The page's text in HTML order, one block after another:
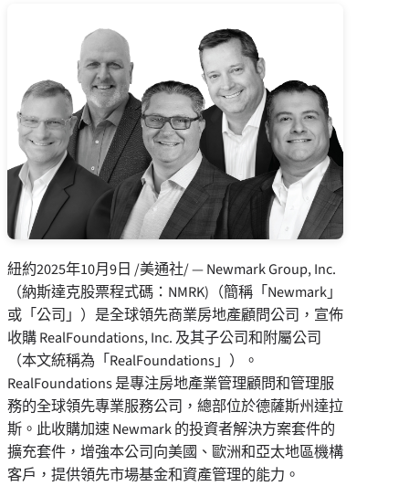
紐約2025年10月9日 /美通社/ — Newmark Group, Inc.
（納斯達克股票程式碼：NMRK)（簡稱「Newmark」
或「公司」）是全球領先商業房地產顧問公司，宣佈
收購 RealFoundations, Inc. 及其子公司和附屬公司
（本文統稱為「RealFoundations」）。
RealFoundations 是專注房地產業管理顧問和管理服
務的全球領先專業服務公司，總部位於德薩斯州達拉
斯。此收購加速 Newmark 的投資者解決方案套件的
擴充套件，增強本公司向美國、歐洲和亞太地區機構
客戶，提供領先市場基金和資產管理的能力。